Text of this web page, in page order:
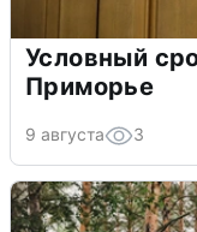
Условный
Приморье
9 августа 3